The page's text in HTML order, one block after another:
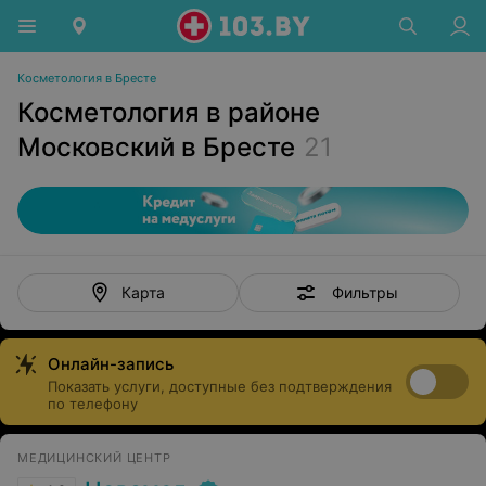
Косметология в Бресте
Косметология в районе
Московский в Бресте 21
Карта Фильтры
Онлайн-запись
Показать услуги, доступные без подтверждения
по телефону
МЕДИЦИНСКИЙ ЦЕНТР